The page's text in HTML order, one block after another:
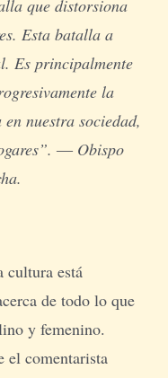
que distorsiona
Esta batalla a
Es principalmente
la
nuestra sociedad,
― Obispo
cultura está
de todo lo que
y femenino.
el comentarista